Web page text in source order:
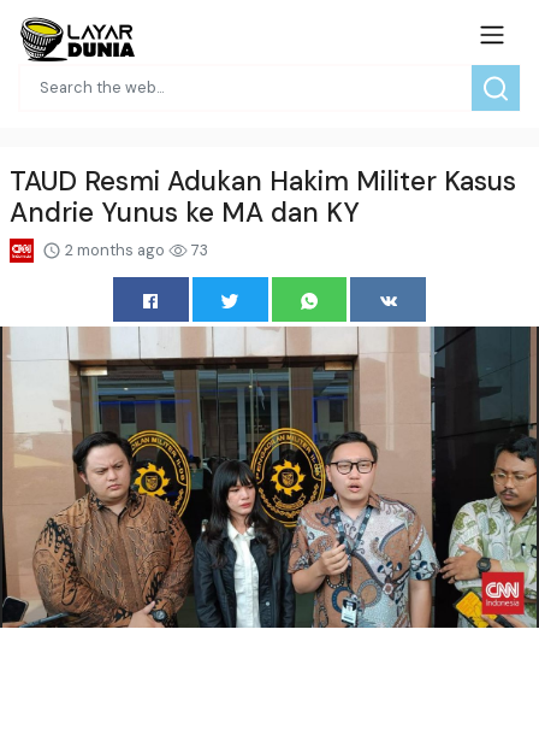
TAUD Resmi Adukan Hakim Militer Kasus
Andrie Yunus ke MA dan KY
2 months ago 73